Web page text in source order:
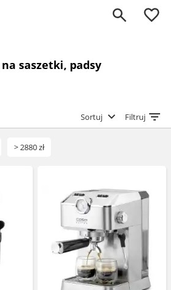
0
saszetki, padsy
Sortuj Filtruj
> 2880 zł